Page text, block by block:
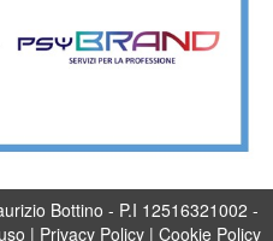
Bottino - P.I 12516321002 -
| Privacy Policy | Cookie Policy